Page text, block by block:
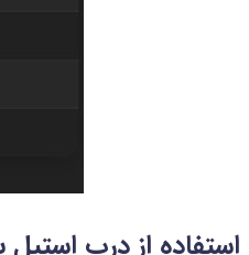
استفاده از درب استیل